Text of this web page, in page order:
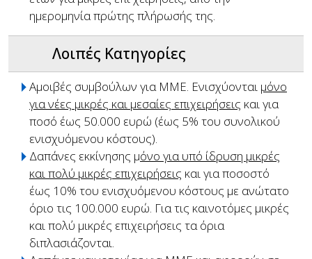
ημερομηνία πρώτης πλήρωσής της.
Λοιπές Κατηγορίες
Αμοιβές συμβούλων για ΜΜΕ. Ενισχύονται μόνο
για νέες μικρές και μεσαίες επιχειρήσεις και για
ποσό έως 50.000 ευρώ (έως 5% του συνολικού
ενισχυόμενου κόστους).
Δαπάνες εκκίνησης μόνο για υπό ίδρυση μικρές
και πολύ μικρές επιχειρήσεις και για ποσοστό
έως 10% του ενισχυόμενου κόστους με ανώτατο
όριο τις 100.000 ευρώ. Για τις καινοτόμες μικρές
και πολύ μικρές επιχειρήσεις τα όρια
διπλασιάζονται.